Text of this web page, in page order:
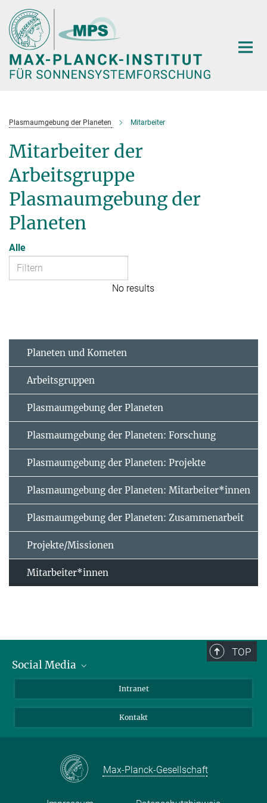
Hauptinhalt
Plasmaumgebung der Planeten Mitarbeiter
Mitarbeiter der
Arbeitsgruppe
Plasmaumgebung der
Planeten
Alle
No results
Planeten und Kometen
Arbeitsgruppen
Plasmaumgebung der Planeten
Plasmaumgebung der Planeten: Forschung
Plasmaumgebung der Planeten: Projekte
Plasmaumgebung der Planeten: Mitarbeiter*innen
Plasmaumgebung der Planeten: Zusammenarbeit
Projekte/Missionen
Mitarbeiter*innen
TOP
Social Media
Facebook
Instagram
Mastodon
Intranet
Kontakt
Max-Planck-Gesellschaft